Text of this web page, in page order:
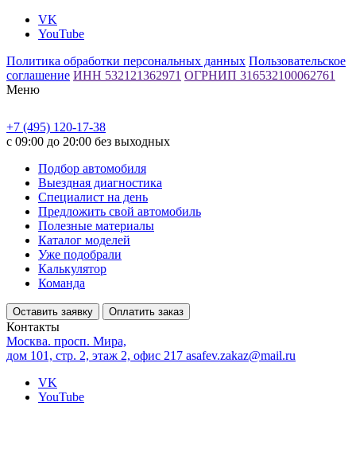
VK
YouTube
Политика обработки персональных данных Пользовательское
соглашение ИНН 532121362971 ОГРНИП 316532100062761
Меню
+7 (495) 120-17-38
с 09:00 до 20:00 без выходных
Подбор автомобиля
Выездная диагностика
Специалист на день
Предложить свой автомобиль
Полезные материалы
Каталог моделей
Уже подобрали
Калькулятор
Команда
Оставить заявку Оплатить заказ
Контакты
Москва. просп. Мира,
дом 101, стр. 2, этаж 2, офис 217 asafev.zakaz@mail.ru
VK
YouTube